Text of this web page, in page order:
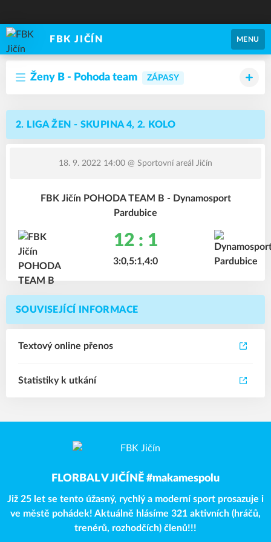
FBK JIČÍN MENU
Ženy B - Pohoda team ZÁPASY
2. LIGA ŽEN - SKUPINA 4, 2. KOLO
18. 9. 2022 14:00 @ Sportovní areál Jičín
FBK Jičín POHODA TEAM B - Dynamosport
Pardubice
12 : 1
3:0,5:1,4:0
SOUVISEJÍCÍ INFORMACE
Textový online přenos
Statistiky k utkání
FLORBAL V JIČÍNĚ #makamespolu
Již 25 let se tento úžasný, rychlý a moderní sport prosazuje i
ve městě pohádek! Aktuálně hlásíme 321 aktivních (hráčů,
trenérů, rozhodčích) členů!!!